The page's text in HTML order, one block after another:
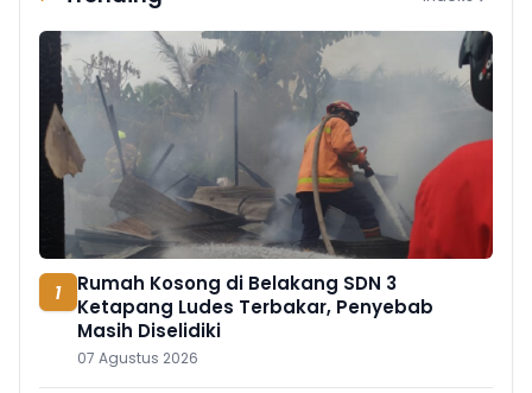
1
Rumah Kosong di Belakang SDN 3
Ketapang Ludes Terbakar, Penyebab
Masih Diselidiki
07 Agustus 2026